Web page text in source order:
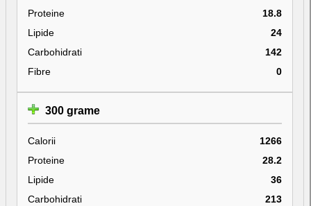
Proteine
18.8
Lipide
24
Carbohidrati
142
Fibre
0
300 grame
Calorii
1266
Proteine
28.2
Lipide
36
Carbohidrati
213